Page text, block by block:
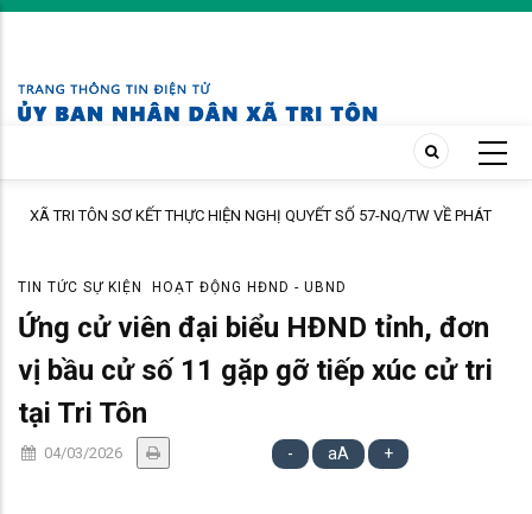
Skip
content
SƠ KẾT THỰC HIỆN NGHỊ QUYẾT SỐ 57-NQ/TW VỀ PHÁT
Trạm Y tế xã
TIN TỨC SỰ KIỆN HOẠT ĐỘNG HĐND - UBND
Ứng cử viên đại biểu HĐND tỉnh, đơn
vị bầu cử số 11 gặp gỡ tiếp xúc cử tri
tại Tri Tôn
04/03/2026 - aA +